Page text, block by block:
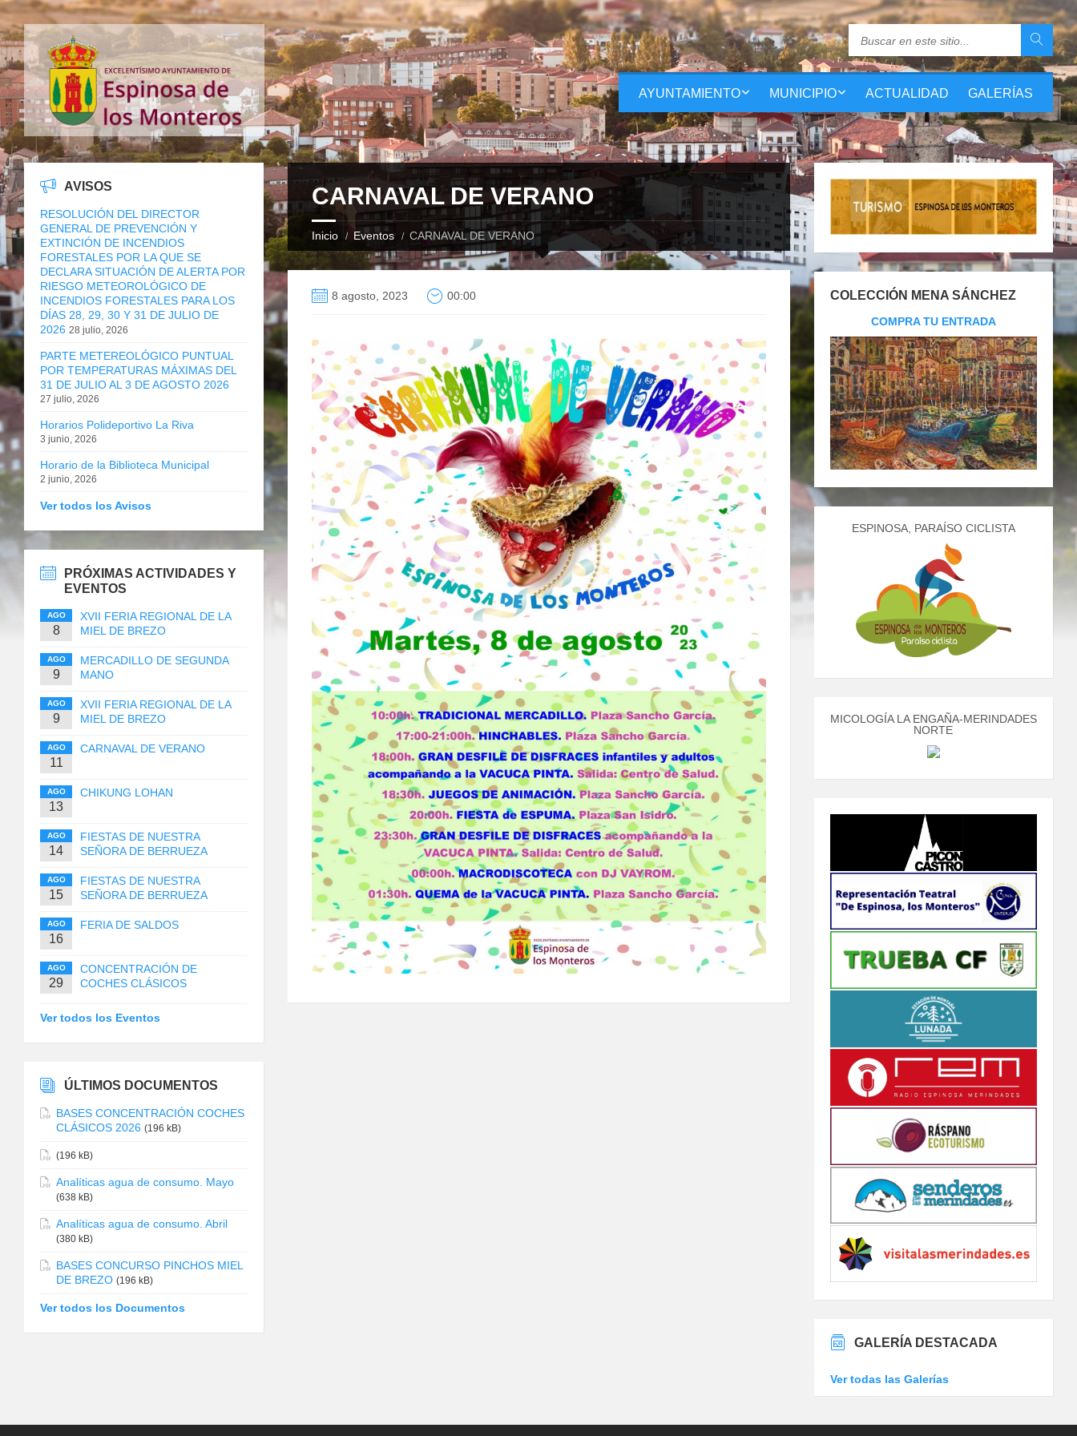
AYUNTAMIENTO MUNICIPIO ACTUALIDAD GALERÍAS
CARNAVAL DE VERANO
Inicio Eventos CARNAVAL DE VERANO
8 agosto, 2023 00:00
AVISOS
RESOLUCIÓN DEL DIRECTOR
GENERAL DE PREVENCIÓN Y
EXTINCIÓN DE INCENDIOS
FORESTALES POR LA QUE SE
DECLARA SITUACIÓN DE ALERTA POR
RIESGO METEOROLÓGICO DE
INCENDIOS FORESTALES PARA LOS
DÍAS 28, 29, 30 Y 31 DE JULIO DE
2026 28 julio, 2026
PARTE METEREOLÓGICO PUNTUAL
POR TEMPERATURAS MÁXIMAS DEL
31 DE JULIO AL 3 DE AGOSTO 2026
27 julio, 2026
Horarios Polideportivo La Riva
3 junio, 2026
Horario de la Biblioteca Municipal
2 junio, 2026
Ver todos los Avisos
PRÓXIMAS ACTIVIDADES Y
EVENTOS
AGO
8
XVII FERIA REGIONAL DE LA
MIEL DE BREZO
AGO
9
MERCADILLO DE SEGUNDA
MANO
AGO
9
XVII FERIA REGIONAL DE LA
MIEL DE BREZO
AGO
11
CARNAVAL DE VERANO
AGO
13
CHIKUNG LOHAN
AGO
14
FIESTAS DE NUESTRA
SEÑORA DE BERRUEZA
AGO
15
FIESTAS DE NUESTRA
SEÑORA DE BERRUEZA
AGO
16
FERIA DE SALDOS
AGO
29
CONCENTRACIÓN DE
COCHES CLÁSICOS
Ver todos los Eventos
ÚLTIMOS DOCUMENTOS
BASES CONCENTRACIÓN COCHES
CLÁSICOS 2026 (196 kB)
(196 kB)
Analíticas agua de consumo. Mayo
(638 kB)
Analíticas agua de consumo. Abril
(380 kB)
BASES CONCURSO PINCHOS MIEL
DE BREZO (196 kB)
Ver todos los Documentos
COLECCIÓN MENA SÁNCHEZ
COMPRA TU ENTRADA
ESPINOSA, PARAÍSO CICLISTA
MICOLOGÍA LA ENGAÑA-MERINDADES
NORTE
GALERÍA DESTACADA
Ver todas las Galerías